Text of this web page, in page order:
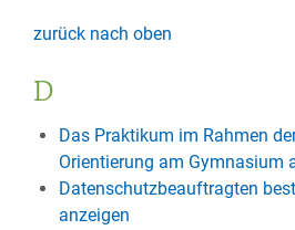
zurück nach oben
D
Das Praktikum im Rahmen
Orientierung am Gymnasium
Datenschutzbeauftragten
anzeigen